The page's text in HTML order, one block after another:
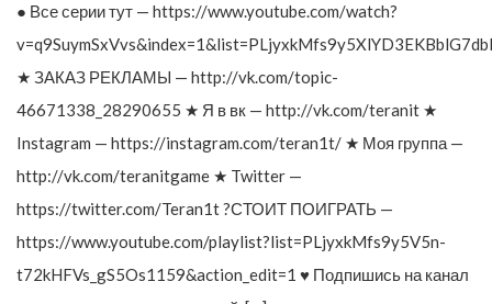
● Все серии тут — https://www.youtube.com/watch?
★ ЗАКАЗ РЕКЛАМЫ — http://vk.com/topic-
46671338_28290655 ★ Я в вк — http://vk.com/teranit ★
Instagram — https://instagram.com/teran1t/ ★ Моя группа —
http://vk.com/teranitgame ★ Twitter —
https://twitter.com/Teran1t ?СТОИТ ПОИГРАТЬ —
https://www.youtube.com/playlist?list=PLjyxkMfs9y5V5n-
t72kHFVs_gS5Os1159&action_edit=1 ♥ Подпишись на канал